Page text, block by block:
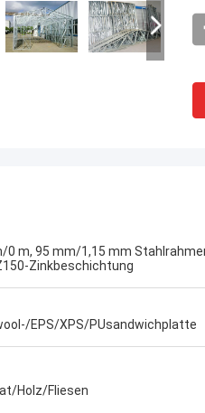
0 m, 95 mm/1,15 mm
Zinkbeschichtung
EPS/XPS/PUsandwichplatte
Holz/Fliesen